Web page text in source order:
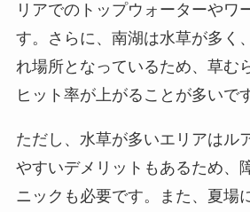
リアでのトップウォーターやワ
す。さらに、南湖は水草が多く
れ場所となっているため、草む
ヒット率が上がることが多いで
ただし、水草が多いエリアはル
やすいデメリットもあるため、
ニックも必要です。また、夏場